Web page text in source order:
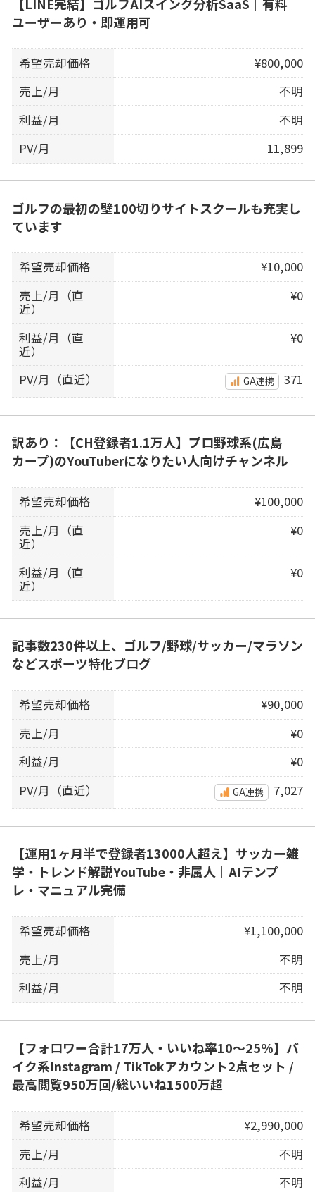
ユーザーあり・即運用可
希望売却価格
¥800,000
売上/月
不明
利益/月
不明
PV/月
11,899
ゴルフの最初の壁100切りサイトスクールも充実し
ています
希望売却価格
¥10,000
売上/月（直
近）
¥0
利益/月（直
近）
¥0
PV/月（直近） GA連携 371
訳あり：【CH登録者1.1万人】プロ野球系(広島
カープ)のYouTuberになりたい人向けチャンネル
希望売却価格
¥100,000
売上/月（直
近）
¥0
利益/月（直
近）
¥0
記事数230件以上、ゴルフ/野球/サッカー/マラソン
などスポーツ特化ブログ
希望売却価格
¥90,000
売上/月
¥0
利益/月
¥0
PV/月（直近）
GA連携 7,027
【運用1ヶ月半で登録者13000人超え】サッカー雑
学・トレンド解説YouTube・非属人｜AIテンプ
レ・マニュアル完備
希望売却価格
¥1,100,000
売上/月
不明
利益/月
不明
【フォロワー合計17万人・いいね率10〜25%】バ
イク系Instagram / TikTokアカウント2点セット /
最高閲覧950万回/総いいね1500万超
希望売却価格
¥2,990,000
売上/月
不明
利益/月
不明